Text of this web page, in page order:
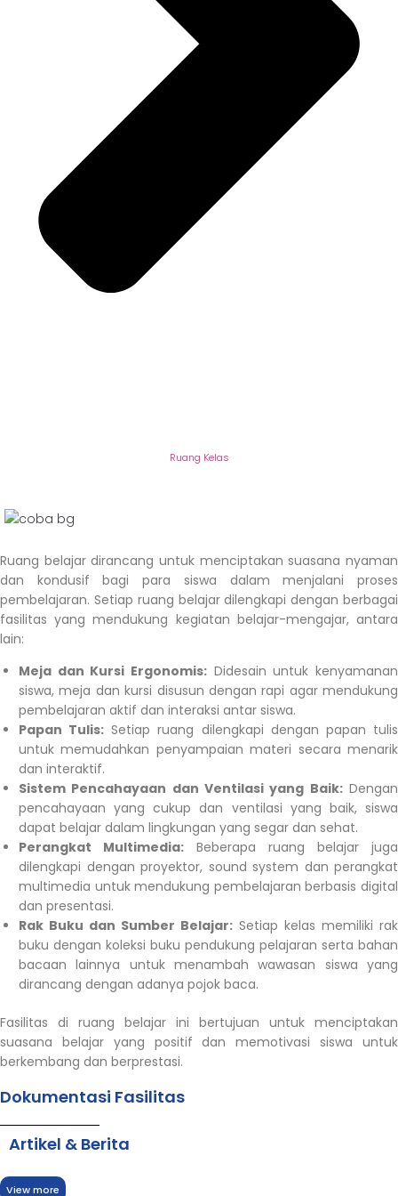
Ruang Kelas
Ruang belajar dirancang untuk menciptakan suasana nyaman
dan kondusif bagi para siswa dalam menjalani proses
pembelajaran. Setiap ruang belajar dilengkapi dengan berbagai
fasilitas yang mendukung kegiatan belajar-mengajar, antara
lain:
Meja dan Kursi Ergonomis: Didesain untuk kenyamanan
siswa, meja dan kursi disusun dengan rapi agar mendukung
pembelajaran aktif dan interaksi antar siswa.
Papan Tulis: Setiap ruang dilengkapi dengan papan tulis
untuk memudahkan penyampaian materi secara menarik
dan interaktif.
Sistem Pencahayaan dan Ventilasi yang Baik:Dengan
pencahayaan yang cukup dan ventilasi yang baik, siswa
dapat belajar dalam lingkungan yang segar dan sehat.
Perangkat Multimedia: Beberapa ruang belajar juga
dilengkapi dengan proyektor, sound system dan perangkat
multimedia untuk mendukung pembelajaran berbasis digital
dan presentasi.
Rak Buku dan Sumber Belajar: Setiap kelas memiliki rak
buku dengan koleksi buku pendukung pelajaran serta bahan
bacaan lainnya untuk menambah wawasan siswa yang
dirancang dengan adanya pojok baca.
Fasilitas di ruang belajar ini bertujuan untuk menciptakan
suasana belajar yang positif dan memotivasi siswa untuk
berkembang dan berprestasi.
Dokumentasi Fasilitas
Artikel & Berita
View more